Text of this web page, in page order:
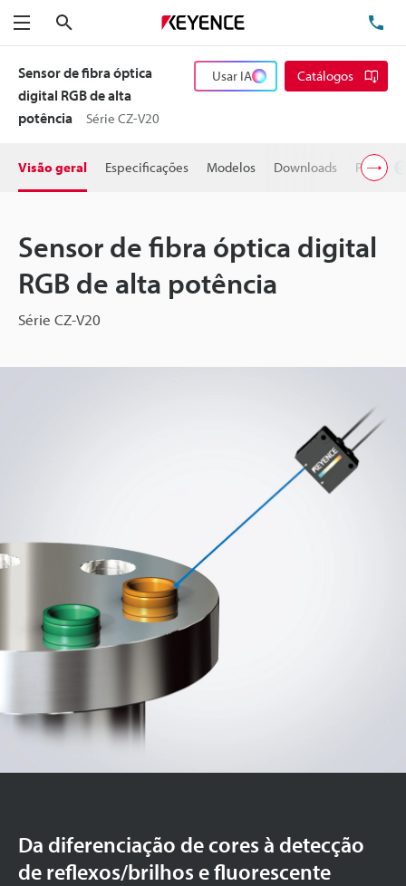
Menu
Sensor de fibra óptica
digital RGB de alta
potência
Série CZ-V20
Usar IA Catálogos
Visão geral Especificações Modelos Downloads Preço
Sensor de fibra óptica digital
RGB de alta potência
Série CZ-V20
Da diferenciação de cores à detecção
de reflexos/brilhos e fluorescente